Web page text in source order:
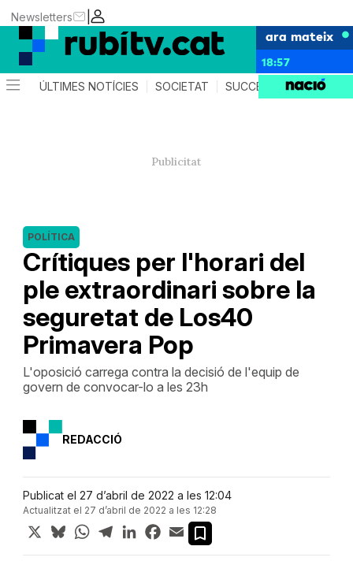
|
Newsletters
ara mateix
18:57
ÚLTIMES NOTÍCIES SOCIETAT SUCCESSOS
Crítiques per l'horari del
ple extraordinari sobre la
seguretat de Los40
Primavera Pop
POLÍTICA
L'oposició carrega contra la decisió de l'equip de
govern de convocar-lo a les 23h
REDACCIÓ
Publicat el 27 d’abril de 2022 a les 12:04
Actualitzat el 27 d’abril de 2022 a les 12:28
X BlueskyWhatsApp
TelegramLinkedInFacebook
Email